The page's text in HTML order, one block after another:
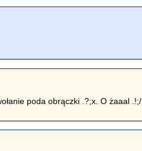
poda obrączki .?;x. O żaaal .!;/